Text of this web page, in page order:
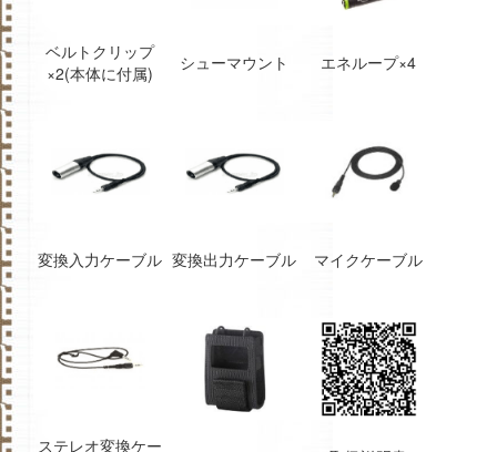
ベルトクリップ
×2(本体に付属)
シューマウント エネループ×4
変換入力ケーブル 変換出力ケーブル マイクケーブル
ステレオ変換ケー